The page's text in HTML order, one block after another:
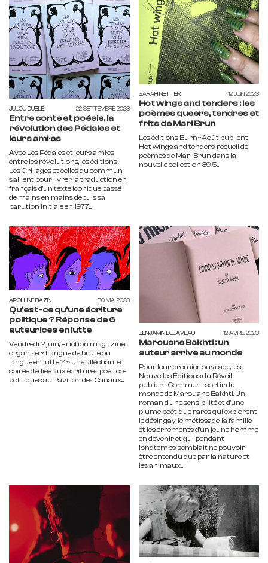
JULOU DUBLÉ 22 SEPTEMBRE 2023
Entre conte et poésie, la
révolution des Pédales et
leurs ami·es
Avec Les Pédales et leurs ami·es
entre les révolutions, les éditions
Les Grillages et celles du commun
s’allient pour livrer la traduction en
français d’un texte iconique passé
de mains en mains depuis sa
parution initiale en 1977....
SARAH NETTER 12 JUIN 2023
Hot wings and tenders : les
poèmes queers, tendres et
frits de Marl Brun
Les éditions Burn~Août publient
Hot wings and tenders, recueil de
poèmes de Marl Brun dans la
nouvelle collection 39°5....
APOLLINE BAZIN 30 MAI 2023
Qu’est-ce qu’une écriture
politique ? Réponse de 6
auteurices en lutte
Vendredi 2 juin, Friction magazine
organise « Langue de brute ou
langue en lutte ? » une alléchante
soirée dédiée aux écritures poético-
politiques au Pavillon des Canaux....
BENJAMIN DELAVEAU 12 AVRIL 2023
Marouane Bakhti : un
auteur arrive au monde
Pour leur premier ouvrage, les
Nouvelles Éditions du Réveil
publient Comment sortir du
monde de Marouane Bakhti. Un
roman d’une sensibilité et d’une
plume poétique rares qui explorent
le désir gay, le métissage, la famille
et les errements d’un jeune homme
en devenir et qui, pendant
longtemps, semblait ne pouvoir
être entendu que par la nature et
les animaux....